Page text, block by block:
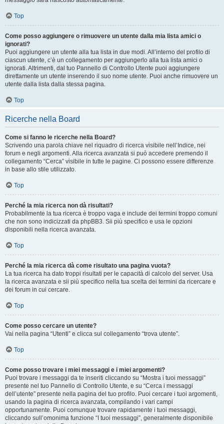
Top
Come posso aggiungere o rimuovere un utente dalla mia lista amici o
ignorati?
Puoi aggiungere un utente alla tua lista in due modi. All’interno del profilo di
ciascun utente, c’è un collegamento per aggiungerlo alla tua lista amici o
ignorati. Altrimenti, dal tuo Pannello di Controllo Utente puoi aggiungere
direttamente un utente inserendo il suo nome utente. Puoi anche rimuovere un
utente dalla lista dalla stessa pagina.
Top
Ricerche nella Board
Come si fanno le ricerche nella Board?
Scrivendo una parola chiave nel riquadro di ricerca visibile nell’Indice, nei
forum e negli argomenti. Alla ricerca avanzata si può accedere premendo il
collegamento “Cerca” visibile in tutte le pagine. Ci possono essere differenze
in base allo stile utilizzato.
Top
Perché la mia ricerca non dà risultati?
Probabilmente la tua ricerca è troppo vaga e include dei termini troppo comuni
che non sono indicizzati da phpBB3. Sii più specifico e usa le opzioni
disponibili nella ricerca avanzata.
Top
Perché la mia ricerca dà come risultato una pagina vuota?
La tua ricerca ha dato troppi risultati per le capacità di calcolo del server. Usa
la ricerca avanzata e sii più specifico nella tua scelta dei termini da ricercare e
dei forum in cui cercare.
Top
Come posso cercare un utente?
Vai nella pagina “Utenti” e clicca sul collegamento “trova utente”.
Top
Come posso trovare i miei messaggi e i miei argomenti?
Puoi trovare i messaggi da te inseriti cliccando su “Mostra i tuoi messaggi”
presente nel tuo Pannello di Controllo Utente, e su “Cerca i messaggi
dell’utente” presente nella pagina del tuo profilo. Puoi cercare i tuoi argomenti,
usando la pagina di ricerca avanzata, compilando i vari campi
opportunamente. Puoi comunque trovare rapidamente i tuoi messaggi,
cliccando sull’omonima funzione “I tuoi messaggi”, generalmente disponibile